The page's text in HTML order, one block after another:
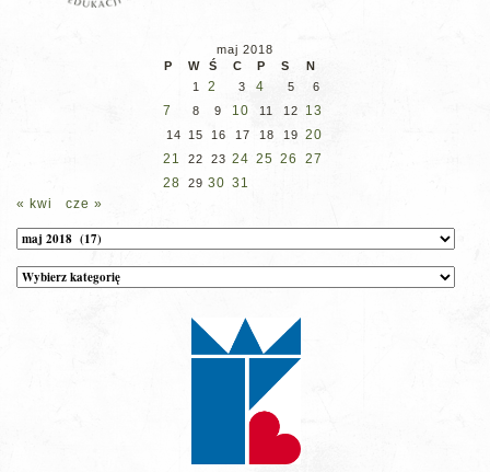
maj 2018
P
W Ś C P S
N
1
2 3 4 5 6
7 8 9 10 11 12 13
14 15 16 17 18 19 20
21
22 23 24 25 26
27
28
29 30 31
« kwi
cze »
Archiwum
Kategorie
wpisów